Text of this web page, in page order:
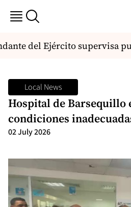
del Ejército supervisa
Local News
Hospital de Barsequillo
condiciones
02 July 2026